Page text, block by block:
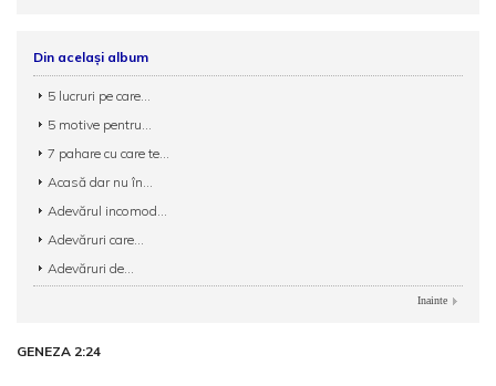
Din același album
5 lucruri pe care...
5 motive pentru...
7 pahare cu care te...
Acasă dar nu în...
Adevărul incomod...
Adevăruri care...
Adevăruri de...
Inainte
GENEZA 2:24